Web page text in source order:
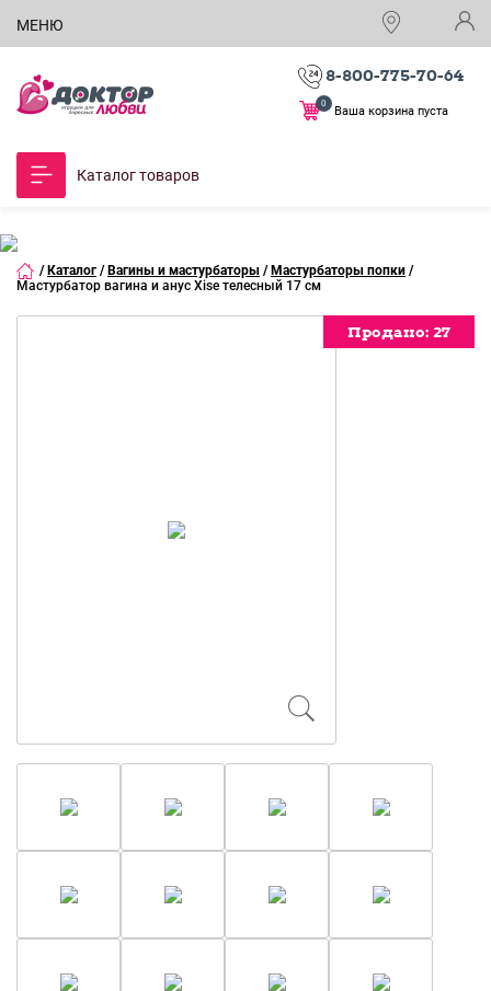
МЕНЮ
8-800-775-70-64
Ваша корзина пуста
0
Каталог товаров
/ Каталог / Вагины и мастурбаторы / Мастурбаторы попки /
Мастурбатор вагина и анус Xise телесный 17 см
Продано: 27
Продано: 27
Продано: 27
Продано: 27
Продано: 27
Продано: 27
Продано: 27
Продано: 27
Продано: 27
Продано: 27
Продано: 27
Продано: 27
Продано: 27
Продано: 27
Продано: 27